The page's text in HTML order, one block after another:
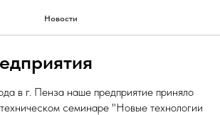
Новости
в г. Пенза наше предприятие приняло
семинаре "Новые технологии